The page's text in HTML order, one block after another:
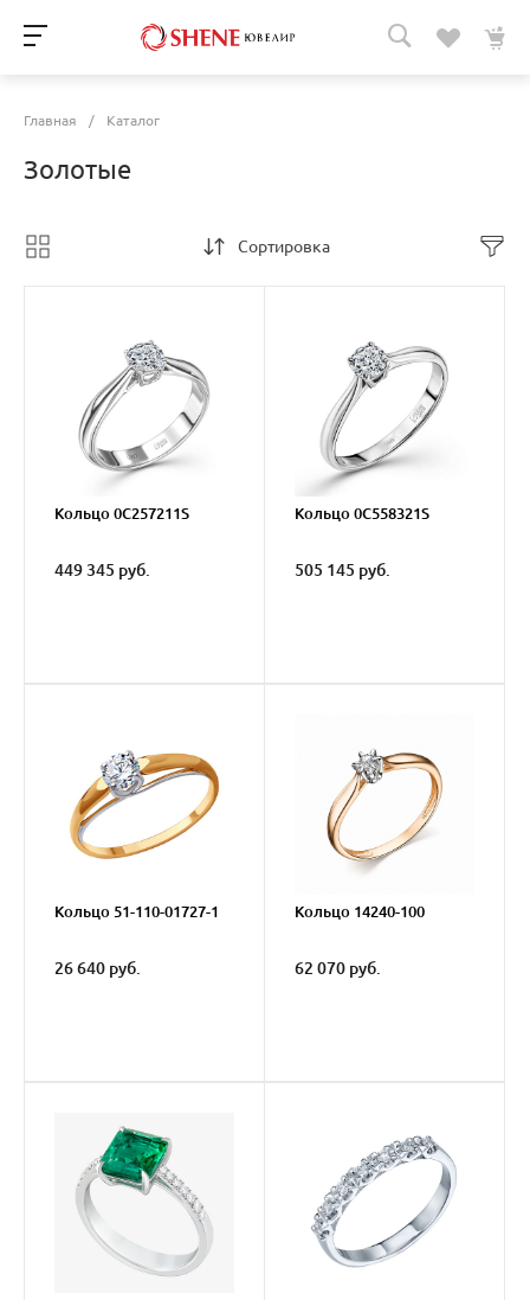
Главная / Каталог
Золотые
Сортировка
Кольцо 0C257211S
449 345 руб.
Кольцо 0C558321S
505 145 руб.
Кольцо 51-110-01727-1
26 640 руб.
Кольцо 14240-100
62 070 руб.